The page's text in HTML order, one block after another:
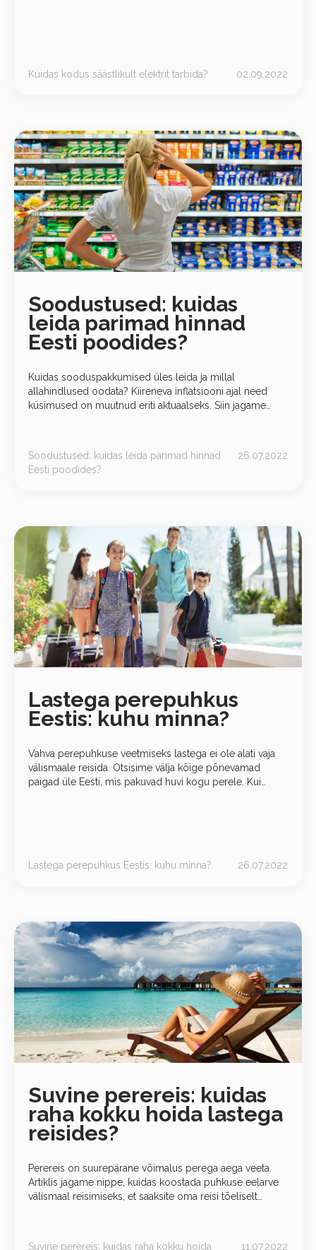
Kuidas kodus säästlikult elektrit tarbida? 02.09.2022
Soodustused: kuidas
leida parimad hinnad
Eesti poodides?
Kuidas sooduspakkumised üles leida ja millal
allahindlused oodata? Kiireneva inflatsiooni ajal need
küsimused on muutnud eriti aktuaalseks. Siin jagame
Soodustused: kuidas leida parimad hinnad
Eesti poodides?
26.07.2022
Lastega perepuhkus
Eestis: kuhu minna?
Vahva perepuhkuse veetmiseks lastega ei ole alati vaja
välismaale reisida. Otsisime välja kõige põnevamad
paigad üle Eesti, mis pakuvad huvi kogu perele. Kui
Lastega perepuhkus Eestis: kuhu minna? 26.07.2022
Suvine perereis: kuidas
raha kokku hoida lastega
reisides?
Perereis on suurepärane võimalus perega aega veeta.
Artiklis jagame nippe, kuidas koostada puhkuse eelarve
välismaal reisimiseks, et saaksite oma reisi tõeliselt
Suvine perereis: kuidas raha kokku hoida
11.07.2022